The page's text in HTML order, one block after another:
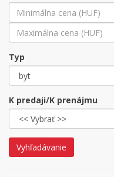
Typ
K predaji/K prenájmu
Vyhľadávanie